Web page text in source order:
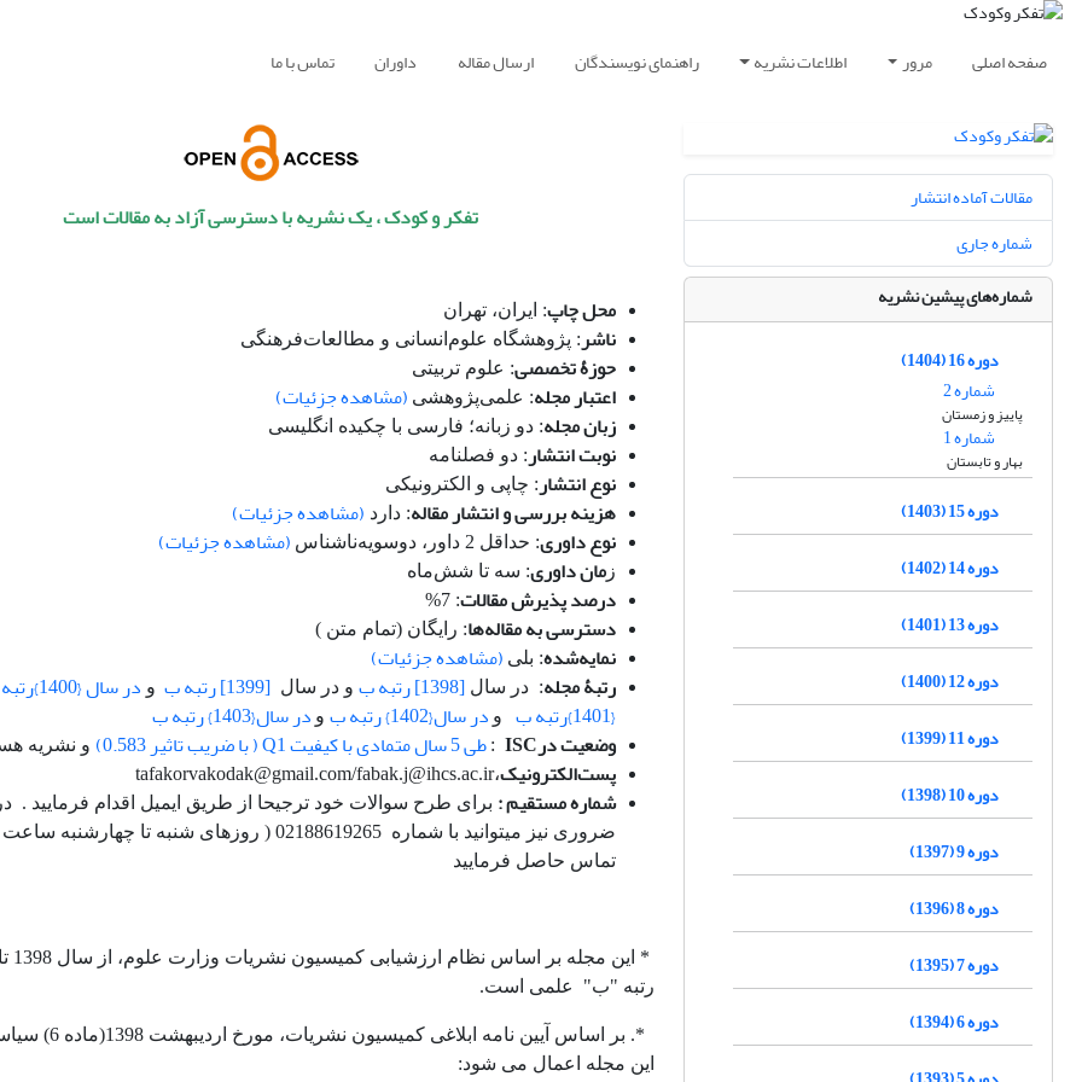
صفحه اصلی مرور اطلاعات نشریه راهنمای نویسندگان ارسال مقاله داوران تماس با ما
مقالات آماده انتشار
شماره جاری
شماره‌های پیشین نشریه
دوره 16 (1404)
شماره 2
پاییز و زمستان
شماره 1
بهار و تابستان
دوره 15 (1403)
دوره 14 (1402)
دوره 13 (1401)
دوره 12 (1400)
دوره 11 (1399)
دوره 10 (1398)
دوره 9 (1397)
دوره 8 (1396)
دوره 7 (1395)
دوره 6 (1394)
تفکر و کودک ، یک نشریه با دسترسی آزاد به مقالات است
محل چاپ: ایران، تهران
ناشر: پژوهشگاه علوم‌انسانی و مطالعات‌فرهنگی
حوزۀتخصصی: علوم تربیتی
اعتبار مجله: علمی‌پژوهشی (مشاهده جزئیات)
زبان مجله: دو زبانه؛ فارسی با چکیده انگلیسی
نوبت انتشار: دو فصلنامه
نوع انتشار: چاپی و الکترونیکی
هزینهبررسی و انتشار مقاله: دارد (مشاهده جزئیات)
نوع داوری: حداقل 2 داور، دوسویه‌ناشناس (مشاهده جزئیات)
ز مان داوری: سه تا شش‌ماه
درصد پذیرش مقالات: 7%
دسترسی به مقاله‌ها: رایگان (تمام متن )
نمایه‌شده: بلی (مشاهده جزئیات)
رتبۀمجله: در سال [1398] رتبه ب و در سال [1399] رتبه ب و در سال {1400}رتبه ب
{1401}رتبه ب
ودر سال{1402} رتبه ب ودر سال{1403} رتبه ب
وضعیت درISC
: طی 5 سال متمادی با کیفیت Q1 ( با ضریب تاثیر 0.583
) و نشریه
پست‌الکترونیک،tafakorvakodak@gmail.com/fabak.j@ihcs.ac.ir
شماره مستقیم: برای طرح سوالات خود ترجیحا از طریق ایمیل اقدام فرمایید .
تماس حاصل فرمایید
رتبه "ب" علمی است.
*. بر اساس آیین نامه
این مجله اعمال می شود: